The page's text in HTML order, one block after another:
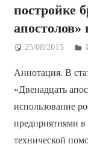
постройке
апостолов»
25/08/2015
Аннотация. В
«Двенадцать
использование
предприятиями
технической